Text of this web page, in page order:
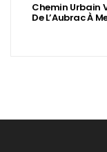
Chemin Urbain
De L’Aubrac À